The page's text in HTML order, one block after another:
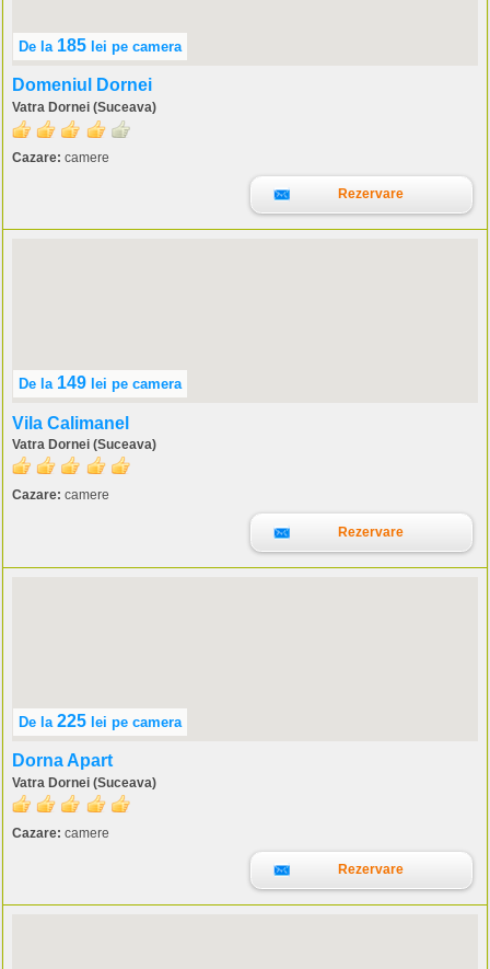
De la 185 lei pe camera
Domeniul Dornei
Vatra Dornei (Suceava)
Cazare: camere
Rezervare
De la 149 lei pe camera
Vila Calimanel
Vatra Dornei (Suceava)
Cazare: camere
Rezervare
De la 225 lei pe camera
Dorna Apart
Vatra Dornei (Suceava)
Cazare: camere
Rezervare